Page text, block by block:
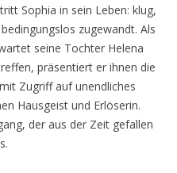
Sophia in sein Leben: klug,
zugewandt. Als
seine Tochter Helena
präsentiert er ihnen die
Zugriff auf unendliches
Hausgeist und Erlöserin.
der aus der Zeit gefallen